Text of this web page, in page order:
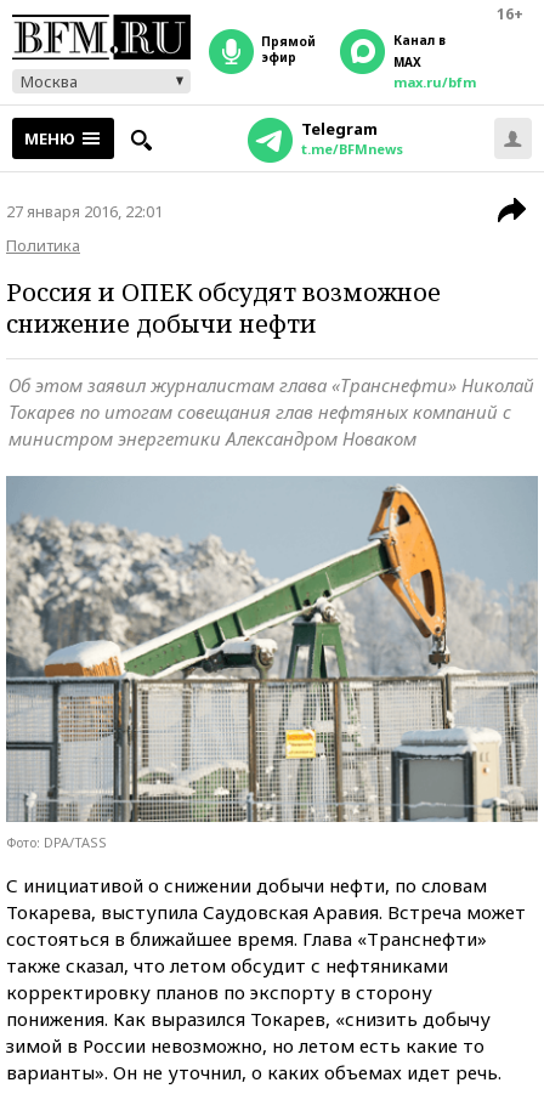
16+
Москва
прямой
эфир
Канал в
MAX
max.ru/bfm
МЕНЮ Telegram
t.me/BFMnews
27 января 2016, 22:01
Политика
Россия и ОПЕК обсудят возможное
снижение добычи нефти
Об этом заявил журналистам глава «Транснефти» Николай
Токарев по итогам совещания глав нефтяных компаний с
министром энергетики Александром Новаком
Фото: DPA/TASS
С инициативой о снижении добычи нефти, по словам
Токарева, выступила Саудовская Аравия. Встреча может
состояться в ближайшее время. Глава «Транснефти»
также сказал, что летом обсудит с нефтяниками
корректировку планов по экспорту в сторону
понижения. Как выразился Токарев, «снизить добычу
зимой в России невозможно, но летом есть какие то
варианты». Он не уточнил, о каких объемах идет речь.